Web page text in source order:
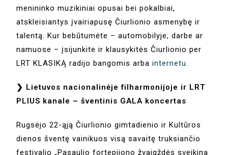
menininko muzikiniai opusai bei pokalbiai,
atskleisiantys įvairiapusę Čiurlionio asmenybę ir
talentą. Kur bebūtumėte – automobilyje, darbe ar
namuose – įsijunkite ir klausykitės Čiurlionio per
LRT KLASIKĄ radijo bangomis arbainternetu.
❯ Lietuvos nacionalinėje filharmonijoje ir LRT
PLIUS kanale – šventinis GALA koncertas
Rugsėjo 22-ąją Čiurlionio gimtadienio ir Kultūros
dienos šventę vainikuos visą savaitę truksiančio
festivalio „Pasaulio fortepijono žvaigždės sveikina